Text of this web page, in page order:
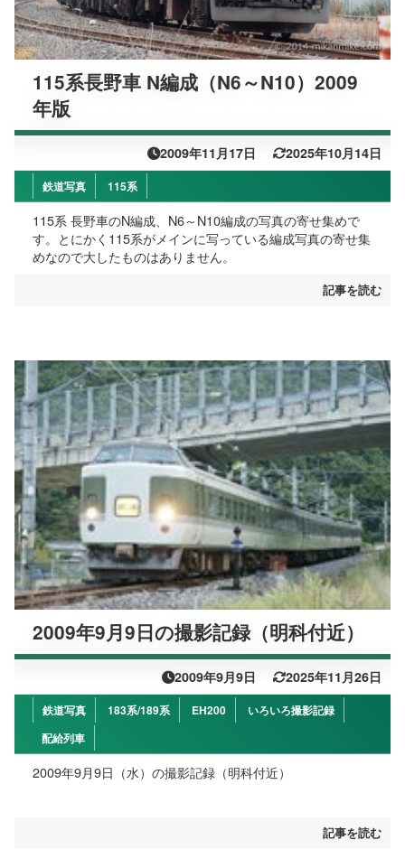
115系長野車 N編成（N6～N10）2009
年版
2009年11月17日 2025年10月14日
鉄道写真 115系
115系 長野車のN編成、N6～N10編成の写真の寄せ集めで
す。とにかく115系がメインに写っている編成写真の寄せ集
めなので大したものはありません。
記事を読む
2009年9月9日の撮影記録（明科付近）
2009年9月9日 2025年11月26日
鉄道写真 183系/189系 EH200
いろいろ撮影記録
配給列車
2009年9月9日（水）の撮影記録（明科付近）
記事を読む